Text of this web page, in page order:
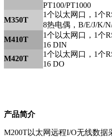
PT100/PT1000
M350T
1个以太网口，1个
8热电偶，B/E/J/K/
M410T
1个以太网口，1个
16 DIN
M420T
1个以太网口，1个
16 DO
产品简介
M200T以太网远程I/O无线数